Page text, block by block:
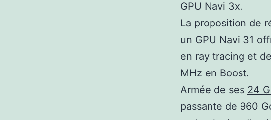
GPU Navi 3x.
La proposition de
un GPU Navi 31
en ray tracing et
MHz en Boost.
Armée de ses 24
passante de 960